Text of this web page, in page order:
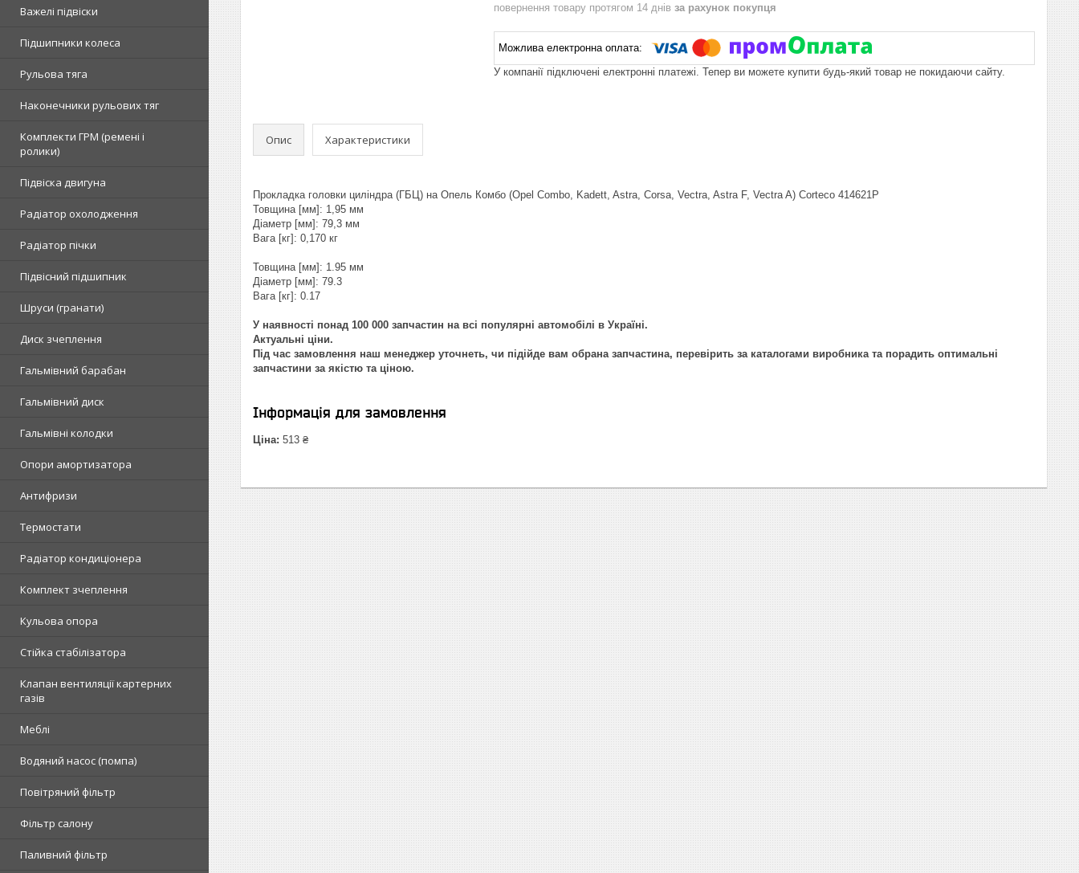
Важелі підвіски
Підшипники колеса
Рульова тяга
Наконечники рульових тяг
Комплекти ГРМ (ремені і
ролики)
Підвіска двигуна
Радіатор охолодження
Радіатор пічки
Підвісний підшипник
Шруси (гранати)
Диск зчеплення
Гальмівний барабан
Гальмівний диск
Гальмівні колодки
Опори амортизатора
Антифризи
Термостати
Радіатор кондиціонера
Комплект зчеплення
Кульова опора
Стійка стабілізатора
Клапан вентиляції картерних
газів
Меблі
Водяний насос (помпа)
Повітряний фільтр
Фільтр салону
Паливний фільтр
повернення товару протягом 14 днів за рахунок покупця
У компанії підключені електронні платежі. Тепер ви можете купити будь-який товар не покидаючи сайту.
Опис Характеристики
Прокладка головки циліндра (ГБЦ) на Опель Комбо (Opel Combo, Kadett, Astra, Corsa, Vectra, Astra F, Vectra A) Corteco 414621P
Товщина [мм]: 1,95 мм
Діаметр [мм]: 79,3 мм
Вага [кг]: 0,170 кг
Товщина [мм]: 1.95 мм
Діаметр [мм]: 79.3
Вага [кг]: 0.17
У наявності понад 100 000 запчастин на всі популярні автомобілі в Україні.
Актуальні ціни.
Під час замовлення наш менеджер уточнеть, чи підійде вам обрана запчастина, перевірить за каталогами виробника та порадить оптимальні
запчастини за якістю та ціною.
Інформація для замовлення
Ціна: 513 ₴